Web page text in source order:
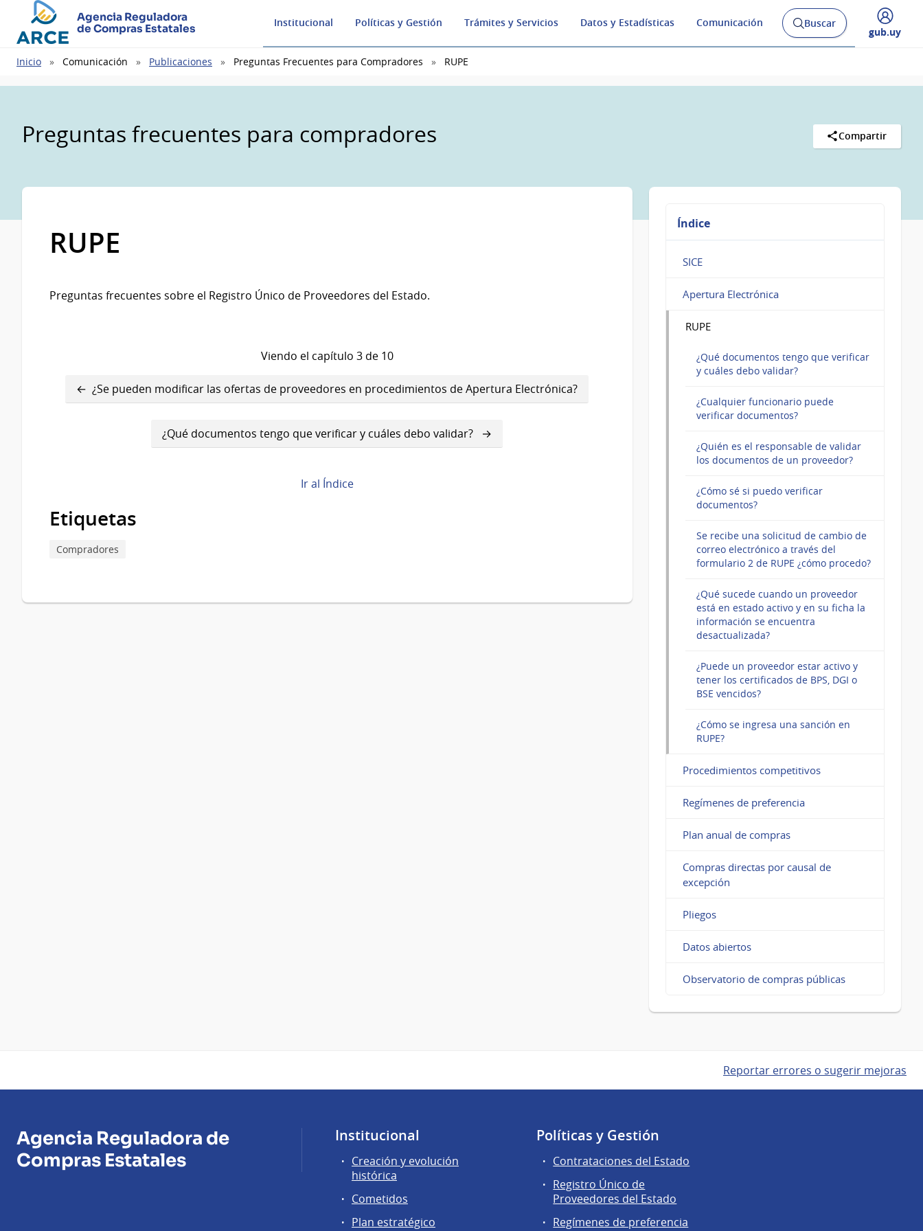
Agencia Reguladora
de Compras Estatales
Institucional Políticas y Gestión Trámites y Servicios Datos y Estadísticas Comunicación
Abrir
buscador
Buscar
Desplegar
gub.uy
Ruta
Inicio Comunicación Publicaciones Preguntas Frecuentes para Compradores RUPE
Preguntas frecuentes para compradores Compartir
RUPE
Preguntas frecuentes sobre el Registro Único de Proveedores del Estado.
Viendo el capítulo 3 de 10
Enlaces
transversales
RUPE
¿Se pueden modificar las ofertas de proveedores en procedimientos de Apertura Electrónica?
¿Qué documentos tengo que verificar y cuáles debo validar?
Ir al Índice
Etiquetas
Compradores
Índice
SICE
Apertura Electrónica
RUPE
¿Qué documentos tengo que verificar
y cuáles debo validar?
¿Cualquier funcionario puede
verificar documentos?
¿Quién es el responsable de validar
los documentos de un proveedor?
¿Cómo sé si puedo verificar
documentos?
Se recibe una solicitud de cambio de
correo electrónico a través del
formulario 2 de RUPE ¿cómo procedo?
¿Qué sucede cuando un proveedor
está en estado activo y en su ficha la
información se encuentra
desactualizada?
¿Puede un proveedor estar activo y
tener los certificados de BPS, DGI o
BSE vencidos?
¿Cómo se ingresa una sanción en
RUPE?
Procedimientos competitivos
Regímenes de preferencia
Plan anual de compras
Compras directas por causal de
excepción
Pliegos
Datos abiertos
Observatorio de compras públicas
Reportar errores o sugerir mejoras
Agencia Reguladora de
Compras Estatales
Institucional
Creación y evolución
histórica
Cometidos
Plan estratégico
Políticas y Gestión
Contrataciones del Estado
Registro Único de
Proveedores del Estado
Regímenes de preferencia